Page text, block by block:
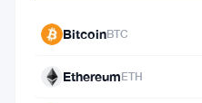
ElizabethBitcoinBTC
EthereumETH